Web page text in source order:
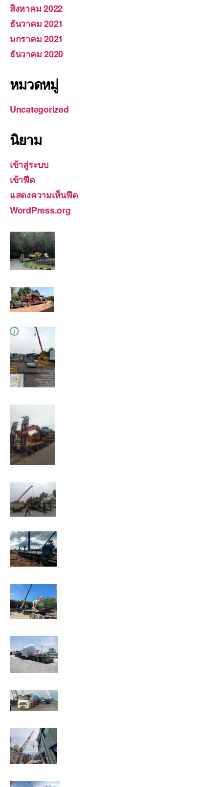
สิงหาคม 2022
ธันวาคม 2021
มกราคม 2021
ธันวาคม 2020
หมวดหมู่
Uncategorized
นิยาม
เข้าสู่ระบบ
เข้าฟีด
แสดงความเห็นฟีด
WordPress.org